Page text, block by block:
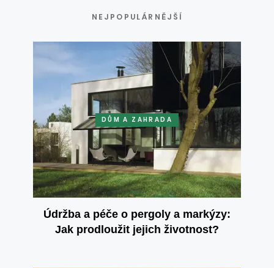
NEJPOPULÁRNĚJŠÍ
DŮM A ZAHRADA
Údržba a péče o pergoly a markýzy:
Jak prodloužit jejich životnost?